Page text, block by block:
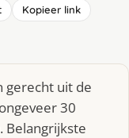
Kopieer link
gerecht uit de
30
Belangrijkste